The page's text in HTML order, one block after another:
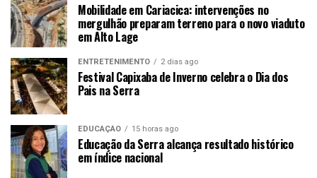
Mobilidade em Cariacica: intervenções no
mergulhão preparam terreno para o novo viaduto
em Alto Lage
ENTRETENIMENTO 2 dias ago
Festival Capixaba de Inverno celebra o Dia dos
Pais na Serra
EDUCAÇÃO 15 horas ago
Educação da Serra alcança resultado histórico
em índice nacional